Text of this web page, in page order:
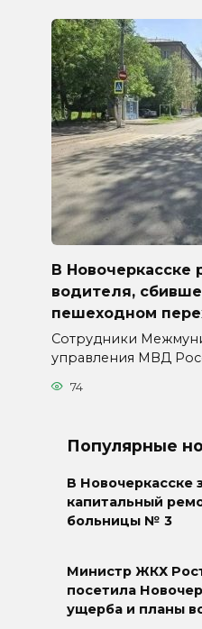
В Новочеркасске
водителя,
пешеходном
Сотрудники
управления МВД
74
Популярные
В Новочеркасске
капитальный
больницы № 3
Министр ЖКХ
посетила
ущерба и планы